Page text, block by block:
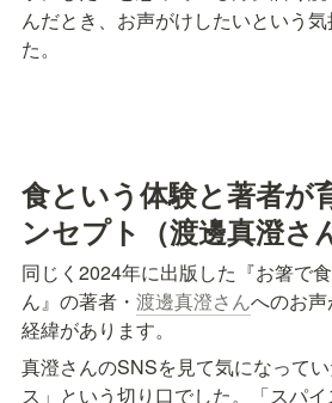
んだとき、お声がけしたいという
た。
食という体験と著者が
ンセプト（渡邊真澄さ
同じく2024年に出版した『お箸で
ん』の著者・ 渡邊真澄さんへのお声
経緯があります。
真澄さんのSNSを見て気になって
ス」という切り口でした。「スパ